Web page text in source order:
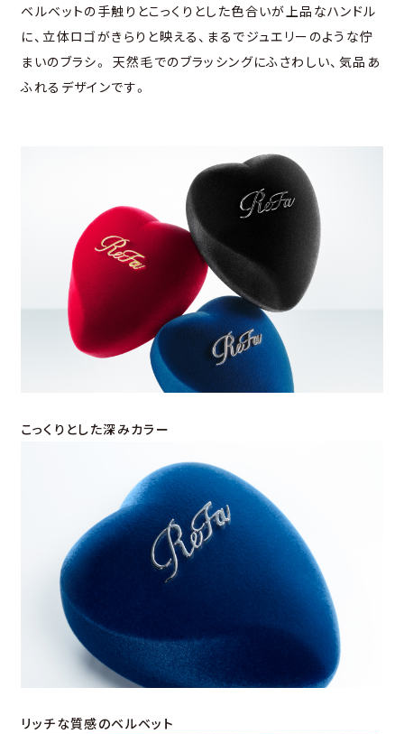
ベルベットの手触りとこっくりとした色合いが上品なハンドル
に、立体ロゴがきらりと映える、まるでジュエリーのような佇
まいのブラシ。 天然毛でのブラッシングにふさわしい、気品あ
ふれるデザインです。
こっくりとした深みカラー
リッチな質感のベルベット